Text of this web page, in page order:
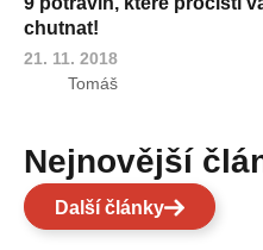
chutnat!
21. 11. 2018
Tomáš
Nejnovější
Další články